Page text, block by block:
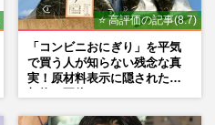
⭐ 高評価の記事(8.7)
「コンビニおにぎり」を平気
で買う人が知らない残念な真
実！原材料表示に隠された添